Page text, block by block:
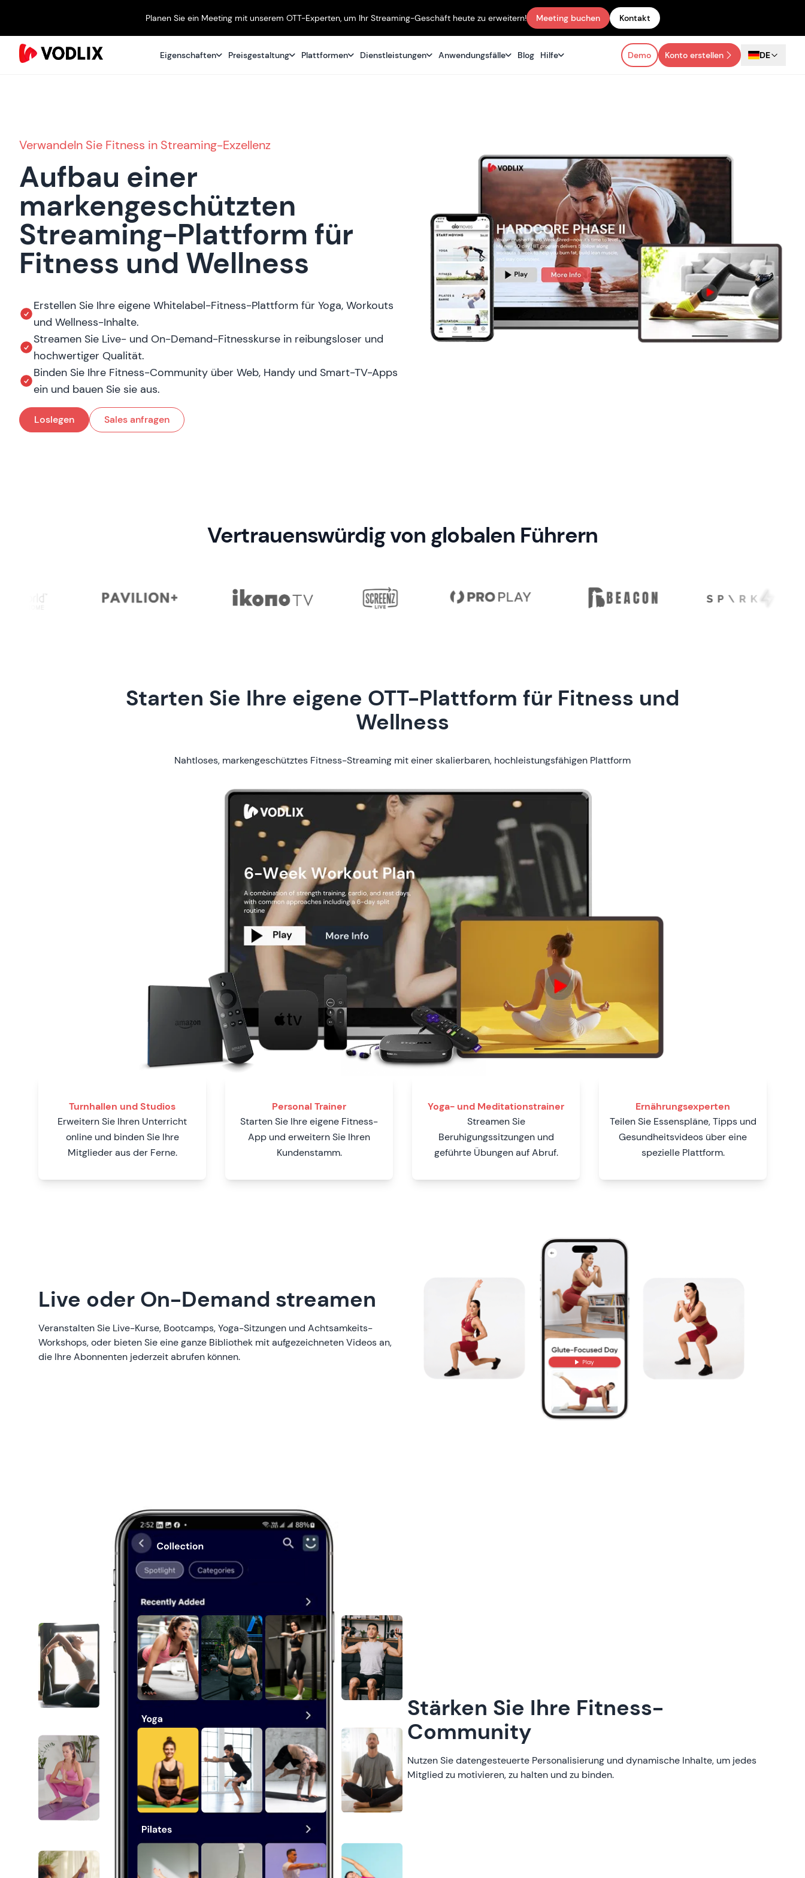
Planen Sie ein Meeting mit unserem OTT-Experten, um Ihr Streaming-Geschäft heute zu erweitern! Meeting buchen Kontakt
Eigenschaften Preisgestaltung Plattformen Dienstleistungen Anwendungsfälle Blog Hilfe Demo Konto erstellen DE
Verwandeln Sie Fitness in Streaming-Exzellenz
Aufbau einer
markengeschützten
Streaming-Plattform für
Fitness und Wellness
Erstellen Sie Ihre eigene Whitelabel-Fitness-Plattform für Yoga, Workouts
und Wellness-Inhalte.
Streamen Sie Live- und On-Demand-Fitnesskurse in reibungsloser und
hochwertiger Qualität.
Binden Sie Ihre Fitness-Community über Web, Handy und Smart-TV-Apps
ein und bauen Sie sie aus.
Loslegen Sales anfragen
Vertrauenswürdig von globalen Führern
Starten Sie Ihre eigene OTT-Plattform für Fitness und
Wellness
Nahtloses, markengeschütztes Fitness-Streaming mit einer skalierbaren, hochleistungsfähigen Plattform
Turnhallen und Studios
Erweitern Sie Ihren Unterricht
online und binden Sie Ihre
Mitglieder aus der Ferne.
Personal Trainer
Starten Sie Ihre eigene Fitness-
App und erweitern Sie Ihren
Kundenstamm.
Yoga- und Meditationstrainer
Streamen Sie
Beruhigungssitzungen und
geführte Übungen auf Abruf.
Ernährungsexperten
Teilen Sie Essenspläne, Tipps und
Gesundheitsvideos über eine
spezielle Plattform.
Live oder On-Demand streamen
Veranstalten Sie Live-Kurse, Bootcamps, Yoga-Sitzungen und Achtsamkeits-
Workshops, oder bieten Sie eine ganze Bibliothek mit aufgezeichneten Videos an,
die Ihre Abonnenten jederzeit abrufen können.
Stärken Sie Ihre Fitness-
Community
Nutzen Sie datengesteuerte Personalisierung und dynamische Inhalte, um jedes
Mitglied zu motivieren, zu halten und zu binden.